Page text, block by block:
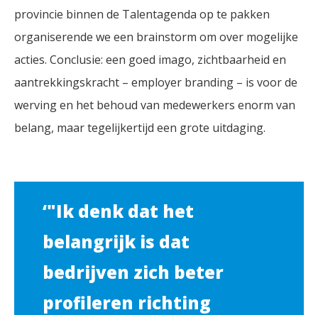
provincie binnen de Talentagenda op te pakken
organiserende we een brainstorm om over mogelijke
acties. Conclusie: een goed imago, zichtbaarheid en
aantrekkingskracht – employer branding – is voor de
werving en het behoud van medewerkers enorm van
belang, maar tegelijkertijd een grote uitdaging.
‘"Ik denk dat het
belangrijk is dat
bedrijven zich beter
profileren richting